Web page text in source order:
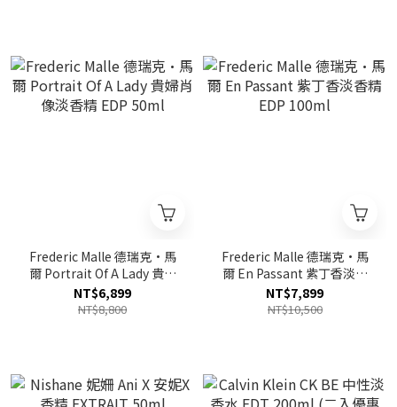
Frederic Malle 德瑞克·馬
爾 Portrait Of A Lady 貴婦
肖像淡香精 EDP 50ml
NT$6,899
NT$8,800
Frederic Malle 德瑞克·馬
爾 En Passant 紫丁香淡香
精 EDP 100ml
NT$7,899
NT$10,500